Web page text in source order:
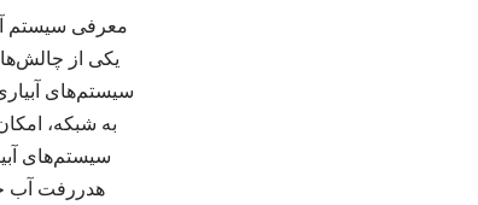
معرفی سیستم
یکی از
به شبکه،
سیستم‌های
هدررفت آب